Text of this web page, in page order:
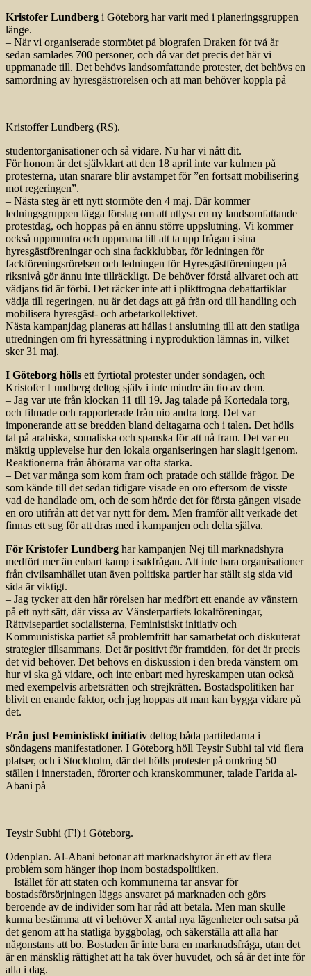
Kristofer Lundberg i Göteborg har varit med i planeringsgruppen
länge.
– När vi organiserade stormötet på biografen Draken för två år
sedan samlades 700 personer, och då var det precis det här vi
uppmanade till. Det behövs landsomfattande protester, det behövs en
samordning av hyresgäströrelsen och att man behöver koppla på
Kristoffer Lundberg (RS).
studentorganisationer och så vidare. Nu har vi nått dit.
För honom är det självklart att den 18 april inte var kulmen på
protesterna, utan snarare blir avstampet för ”en fortsatt mobilisering
mot regeringen”.
– Nästa steg är ett nytt stormöte den 4 maj. Där kommer
ledningsgruppen lägga förslag om att utlysa en ny landsomfattande
protestdag, och hoppas på en ännu större uppslutning. Vi kommer
också uppmuntra och uppmana till att ta upp frågan i sina
hyresgästföreningar och sina fackklubbar, för ledningen för
fackföreningsrörelsen och ledningen för Hyresgästföreningen på
riksnivå gör ännu inte tillräckligt. De behöver förstå allvaret och att
vädjans tid är förbi. Det räcker inte att i plikttrogna debattartiklar
vädja till regeringen, nu är det dags att gå från ord till handling och
mobilisera hyresgäst- och arbetarkollektivet.
Nästa kampanjdag planeras att hållas i anslutning till att den statliga
utredningen om fri hyressättning i nyproduktion lämnas in, vilket
sker 31 maj.
I Göteborg hölls ett fyrtiotal protester under söndagen, och
Kristofer Lundberg deltog själv i inte mindre än tio av dem.
– Jag var ute från klockan 11 till 19. Jag talade på Kortedala torg,
och filmade och rapporterade från nio andra torg. Det var
imponerande att se bredden bland deltagarna och i talen. Det hölls
tal på arabiska, somaliska och spanska för att nå fram. Det var en
mäktig upplevelse hur den lokala organiseringen har slagit igenom.
Reaktionerna från åhörarna var ofta starka.
– Det var många som kom fram och pratade och ställde frågor. De
som kände till det sedan tidigare visade en oro eftersom de visste
vad de handlade om, och de som hörde det för första gången visade
en oro utifrån att det var nytt för dem. Men framför allt verkade det
finnas ett sug för att dras med i kampanjen och delta själva.
För Kristofer Lundberg har kampanjen Nej till marknadshyra
medfört mer än enbart kamp i sakfrågan. Att inte bara organisationer
från civilsamhället utan även politiska partier har ställt sig sida vid
sida är viktigt.
– Jag tycker att den här rörelsen har medfört ett enande av vänstern
på ett nytt sätt, där vissa av Vänsterpartiets lokalföreningar,
Rättvisepartiet socialisterna, Feministiskt initiativ och
Kommunistiska partiet så problemfritt har samarbetat och diskuterat
strategier tillsammans. Det är positivt för framtiden, för det är precis
det vid behöver. Det behövs en diskussion i den breda vänstern om
hur vi ska gå vidare, och inte enbart med hyreskampen utan också
med exempelvis arbetsrätten och strejkrätten. Bostadspolitiken har
blivit en enande faktor, och jag hoppas att man kan bygga vidare på
det.
Från just Feministiskt initiativ deltog båda partiledarna i
söndagens manifestationer. I Göteborg höll Teysir Subhi tal vid flera
platser, och i Stockholm, där det hölls protester på omkring 50
ställen i innerstaden, förorter och kranskommuner, talade Farida al-
Abani på
Teysir Subhi (F!) i Göteborg.
Odenplan. Al-Abani betonar att marknadshyror är ett av flera
problem som hänger ihop inom bostadspolitiken.
– Istället för att staten och kommunerna tar ansvar för
bostadsförsörjningen läggs ansvaret på marknaden och görs
beroende av de individer som har råd att betala. Men man skulle
kunna bestämma att vi behöver X antal nya lägenheter och satsa på
det genom att ha statliga byggbolag, och säkerställa att alla har
någonstans att bo. Bostaden är inte bara en marknadsfråga, utan det
är en mänsklig rättighet att ha tak över huvudet, och så är det inte för
alla i dag.